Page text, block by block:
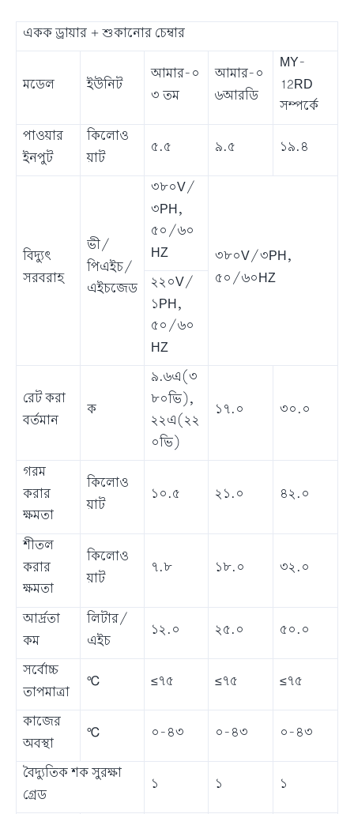
একক ড্রায়ার + শুকানোর চেম্বার
মডেল ইউনিট
আমার-০
৩ তম
আমার-০
৬আরডি
MY-
12RD
সম্পর্কে
পাওয়ার
ইনপুট
কিলোও
য়াট
৫.৫ ৯.৫ ১৯.৪
বিদ্যুৎ
সরবরাহ
ভী/
পিএইচ/
এইচজেড
৩৮০V/
৩PH,
৫০/৬০
HZ
৩৮০V/৩PH,
৫০/৬০HZ
২২০V/
১PH,
৫০/৬০
HZ
রেট করা
বর্তমান
ক
৯.৬এ(৩
৮০ভি),
২২এ(২২
০ভি)
১৭.০ ৩০.০
গরম
করার
ক্ষমতা
কিলোও
য়াট
১০.৫ ২১.০ ৪২.০
শীতল
করার
ক্ষমতা
কিলোও
য়াট
৭.৮ ১৮.০ ৩২.০
আর্দ্রতা
কম
লিটার/
এইচ
১২.০ ২৫.০ ৫০.০
সর্বোচ্চ
তাপমাত্রা
℃ ≤৭৫ ≤৭৫ ≤৭৫
কাজের
অবস্থা
℃ ০-৪৩ ০-৪৩ ০-৪৩
বৈদ্যুতিক শক সুরক্ষা
গ্রেড
১ ১ ১